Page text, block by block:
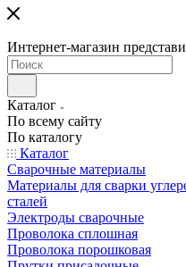
Интернет-магазин
Каталог
По всему сайту
По каталогу
Каталог
Сварочные материалы
Материалы для сварки
сталей
Электроды сварочные
Проволока сплошная
Проволока порошковая